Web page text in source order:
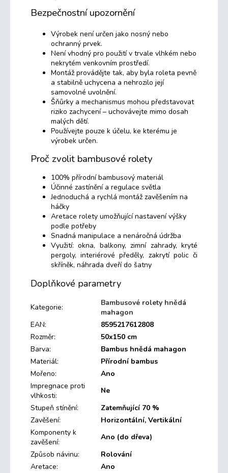
Bezpečnostní upozornění
Výrobek není určen jako nosný nebo
ochranný prvek.
Není vhodný pro použití v trvale vlhkém nebo
nekrytém venkovním prostředí.
Montáž provádějte tak, aby byla roleta pevně
a stabilně uchycena a nehrozilo její
samovolné uvolnění.
Šňůrky a mechanismus mohou představovat
riziko zachycení – uchovávejte mimo dosah
malých dětí.
Používejte pouze k účelu, ke kterému je
výrobek určen.
Proč zvolit bambusové rolety
100% přírodní bambusový materiál
Účinné zastínění a regulace světla
Jednoduchá a rychlá montáž zavěšením na
háčky
Aretace rolety umožňující nastavení výšky
podle potřeby
Snadná manipulace a nenáročná údržba
Využití: okna, balkony, zimní zahrady, kryté
pergoly, interiérové předěly, zakrytí polic či
skříněk, náhrada dveří do šatny
Doplňkové parametry
Kategorie:
Bambusové rolety hnědá
mahagon
EAN:
8595217612808
Rozměr:
50x150 cm
Barva:
Bambus hnědá mahagon
Materiál:
Přírodní bambus
Mořeno:
Ano
Impregnace proti
vlhkosti:
Ne
Stupeň stínění:
Zatemňující 70 %
Zavěšení:
Horizontální, Vertikální
Komponenty k
zavěšení:
Ano (do dřeva)
Způsob návinu:
Rolování
Aretace:
Ano